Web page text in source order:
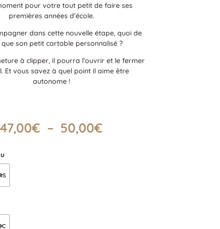
pour votre tout petit de faire ses
premières années d’école.
dans cette nouvelle étape, quoi de
que son petit cartable personnalisé ?
à clipper, il pourra l’ouvrir et le fermer
Et vous savez à quel point il aime être
autonome !
47,00€ – 50,00€